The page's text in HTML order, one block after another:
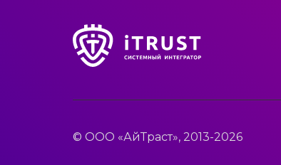
© ООО «АйТраст», 2013-2026